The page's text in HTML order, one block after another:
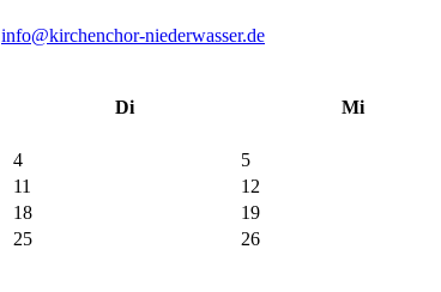
info@kirchenchor-niederwasser.de
Di Mi
4 5
11 12
18 19
25 26